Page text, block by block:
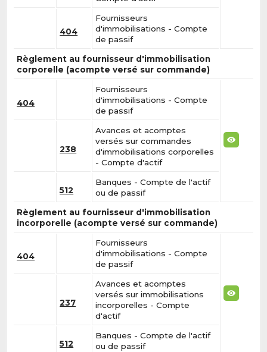
404
Fournisseurs
d'immobilisations - Compte
de passif
Règlement au fournisseur d'immobilisation
corporelle (acompte versé sur commande)
404
Fournisseurs
d'immobilisations - Compte
de passif
238
Avances et acomptes
versés sur commandes
d'immobilisations corporelles
- Compte d'actif
512
Banques - Compte de l'actif
ou de passif
Règlement au fournisseur d'immobilisation
incorporelle (acompte versé sur commande)
404
Fournisseurs
d'immobilisations - Compte
de passif
237
Avances et acomptes
versés sur immobilisations
incorporelles - Compte
d'actif
512
Banques - Compte de l'actif
ou de passif